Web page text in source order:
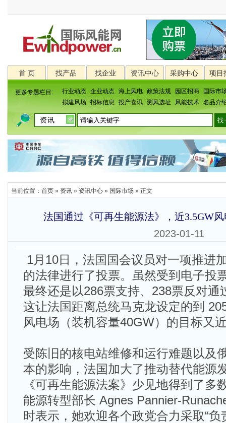
首 页 找产品 找企业 资讯中心 采购中心 项目
更多专题栏目: 行业动态 企业动态 海上风电 政策法规 园区招商
国际市
拟建风场
招标信息 投产喜讯 测风选址 风能技术 名品介
当前位置： 首页 » 资讯 » 资讯中心 » 国际市场 » 正文
法国通过《可再生能源法》，近3.5GW
2023-01-11
1月10日，法国国会议员对一项推进
的法律进行了投票。虽然受到电子投
最终还是以286票支持、238票反对通
这让法国距离总统马克龙设定的到
风电场（装机容量40GW）的目标又
受陈旧的核电站维修和运行难题以及
本的影响，法国加大了推动替代能源
《可再生能源法案》少见地得到了多
能源转型部长 Agnes Pannier-
时表示，她欢迎各个政党合力采取“负